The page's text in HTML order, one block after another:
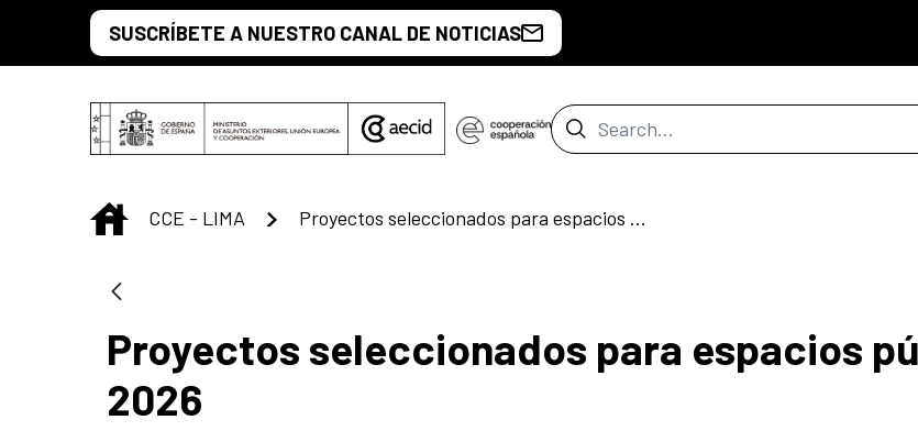
Skip to Main ContentSUSCRÍBETE A NUESTRO CANAL DE NOTICIAS
Search Bar
INICIO
CCE - LIMA Proyectos seleccionados para espacios públicos 2026
Proyectos seleccionados para espacios
2026